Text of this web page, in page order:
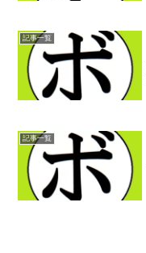
記事一覧
記事一覧